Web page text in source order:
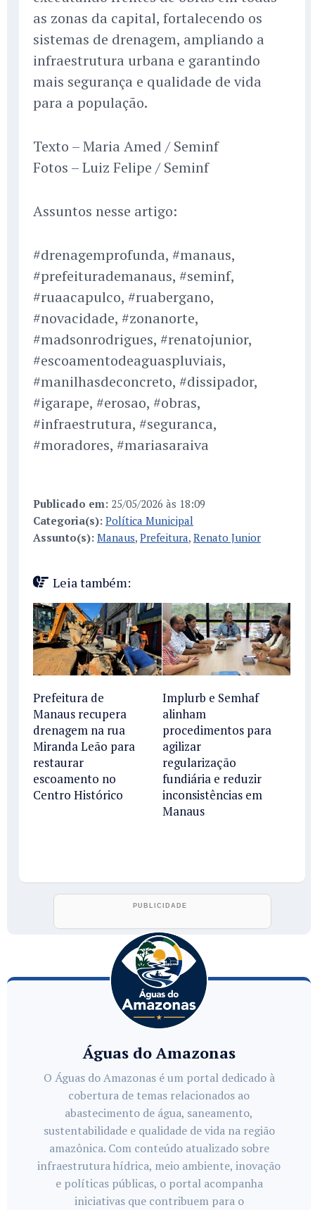
as zonas da capital, fortalecendo os
sistemas de drenagem, ampliando a
infraestrutura urbana e garantindo
mais segurança e qualidade de vida
para a população.
Texto – Maria Amed / Seminf
Fotos – Luiz Felipe / Seminf
Assuntos nesse artigo:
#drenagemprofunda, #manaus,
#prefeiturademanaus, #seminf,
#ruaacapulco, #ruabergano,
#novacidade, #zonanorte,
#madsonrodrigues, #renatojunior,
#escoamentodeaguaspluviais,
#manilhasdeconcreto, #dissipador,
#igarape, #erosao, #obras,
#infraestrutura, #seguranca,
#moradores, #mariasaraiva
Publicado em: 25/05/2026 às 18:09
Categoria(s): Política Municipal
Assunto(s): Manaus, Prefeitura, Renato Junior
Leia também:
Prefeitura de
Manaus recupera
drenagem na rua
Miranda Leão para
restaurar
escoamento no
Centro Histórico
Implurb e Semhaf
alinham
procedimentos para
agilizar
regularização
fundiária e reduzir
inconsistências em
Manaus
Águas do Amazonas
O Águas do Amazonas é um portal dedicado à
cobertura de temas relacionados ao
abastecimento de água, saneamento,
sustentabilidade e qualidade de vida na região
amazônica. Com conteúdo atualizado sobre
infraestrutura hídrica, meio ambiente, inovação
e políticas públicas, o portal acompanha
iniciativas que contribuem para o